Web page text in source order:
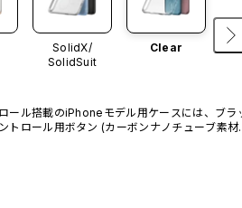
SolidX/
SolidSuit
Clear
ール搭載のiPhoneモデル用ケースには、ブラ
トロール用ボタン (カーボンナノチューブ素材)